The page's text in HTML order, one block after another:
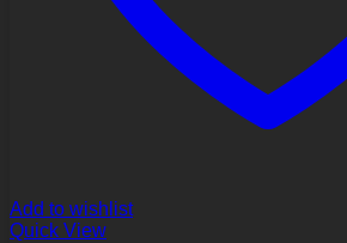
Add to wishlist
Quick View